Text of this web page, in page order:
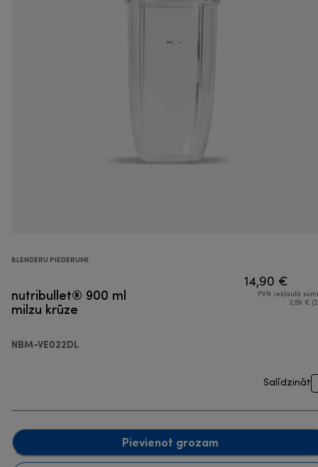
BLENDERU PIEDERUMI
nutribullet® 900 ml
milzu krūze
NBM-VE022DL
14,90 €
PVN iekļautā
2,59 €
Salīdzināt
Pievienot grozam